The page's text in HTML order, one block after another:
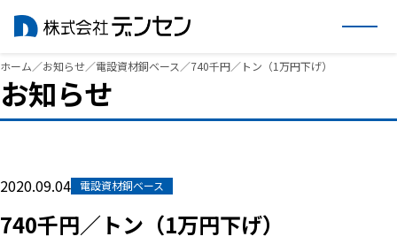
内
容
を
ッ
ホーム／お知らせ／電設資材銅ベース ／740千円／トン（1万円下げ）
お知らせ
2020.09.04 電設資材銅ベース
740千円／トン（1万円下げ）